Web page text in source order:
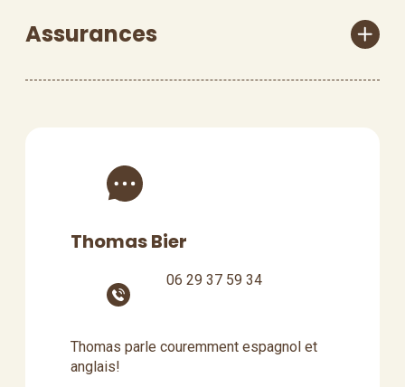
Assurances
Thomas Bier
06 29 37 59 34
Thomas parle couremment espagnol et
anglais!